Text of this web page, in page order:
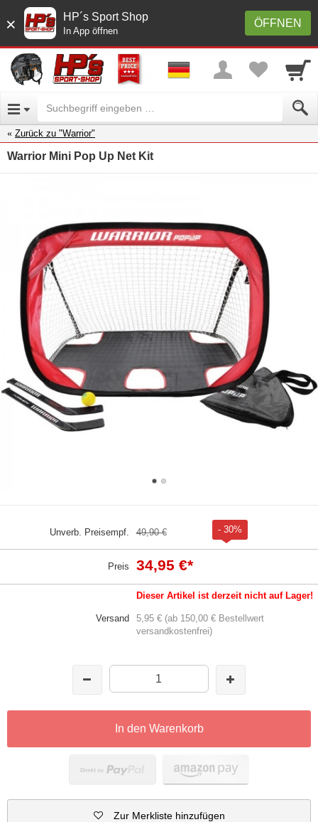
× ÖFFNEN
HP´s Sport Shop
In App öffnen
Zurück zu "Warrior"
Warrior Mini Pop Up Net Kit
Unverb. Preisempf. 49,90 € - 30%
Preis 34,95 €*
Dieser Artikel ist derzeit nicht auf Lager!
Versand
5,95 € (ab 150,00 € Bestellwert
versandkostenfrei)
In den Warenkorb
Zur Merkliste hinzufügen